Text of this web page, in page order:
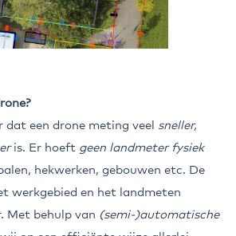
dat een drone meting veel sneller,
is. Er hoeft geen landmeter fysiek
hekwerken, gebouwen etc. De
werkgebied en het landmeten
Met behulp van (semi-)automatische